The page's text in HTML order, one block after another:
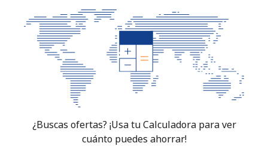
¿Buscas ofertas? ¡Usa tu Calculadora para ver
cuánto puedes ahorrar!